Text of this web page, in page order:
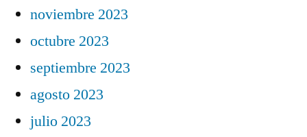
noviembre 2023
octubre 2023
septiembre 2023
agosto 2023
julio 2023